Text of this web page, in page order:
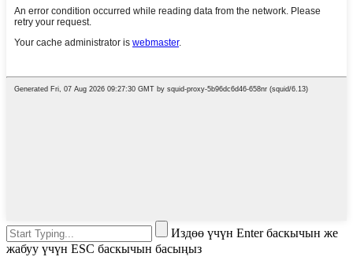
Издөө үчүн Enter баскычын же
жабуу үчүн ESC баскычын басыңыз